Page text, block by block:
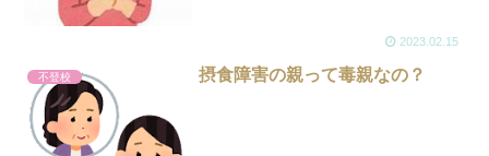
2023.02.15
不登校 摂食障害の親って毒親なの？